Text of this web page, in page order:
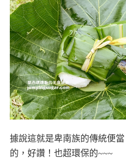
據說這就是卑南族的傳統便
的，好讚！也超環保的~~~